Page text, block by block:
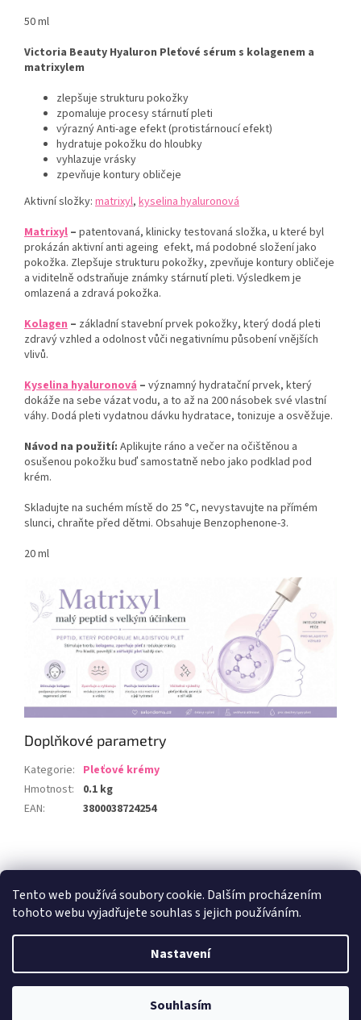
Tento web používá soubory cookie. Dalším procházením
tohoto webu vyjadřujete souhlas s jejich používáním.
Nastavení
Souhlasím
50 ml
Victoria Beauty Hyaluron Pleťové sérum s kolagenem a
matrixylem
zlepšuje strukturu pokožky
zpomaluje procesy stárnutí pleti
výrazný Anti-age efekt (protistárnoucí efekt)
hydratuje pokožku do hloubky
vyhlazuje vrásky
zpevňuje kontury obličeje
Aktivní složky: matrixyl, kyselina hyaluronová
Matrixyl – patentovaná, klinicky testovaná složka, u které byl
prokázán aktivní anti ageing efekt, má podobné složení jako
pokožka. Zlepšuje strukturu pokožky, zpevňuje kontury obličeje
a viditelně odstraňuje známky stárnutí pleti. Výsledkem je
omlazená a zdravá pokožka.
Kolagen – základní stavební prvek pokožky, který dodá pleti
zdravý vzhled a odolnost vůči negativnímu působení vnějších
vlivů.
Kyselina hyaluronová – významný hydratační prvek, který
dokáže na sebe vázat vodu, a to až na 200 násobek své vlastní
váhy. Dodá pleti vydatnou dávku hydratace, tonizuje a osvěžuje.
Návod na použití: Aplikujte ráno a večer na očištěnou a
osušenou pokožku buď samostatně nebo jako podklad pod
krém.
Skladujte na suchém místě do 25 °C, nevystavujte na přímém
slunci, chraňte před dětmi. Obsahuje Benzophenone-3.
20 ml
Doplňkové parametry
Kategorie: Pleťové krémy
Hmotnost:
0.1 kg
EAN: 3800038724254
á
Vytvořil Shoptet
Salondoma.cz. Všechna práva vyhrazena.